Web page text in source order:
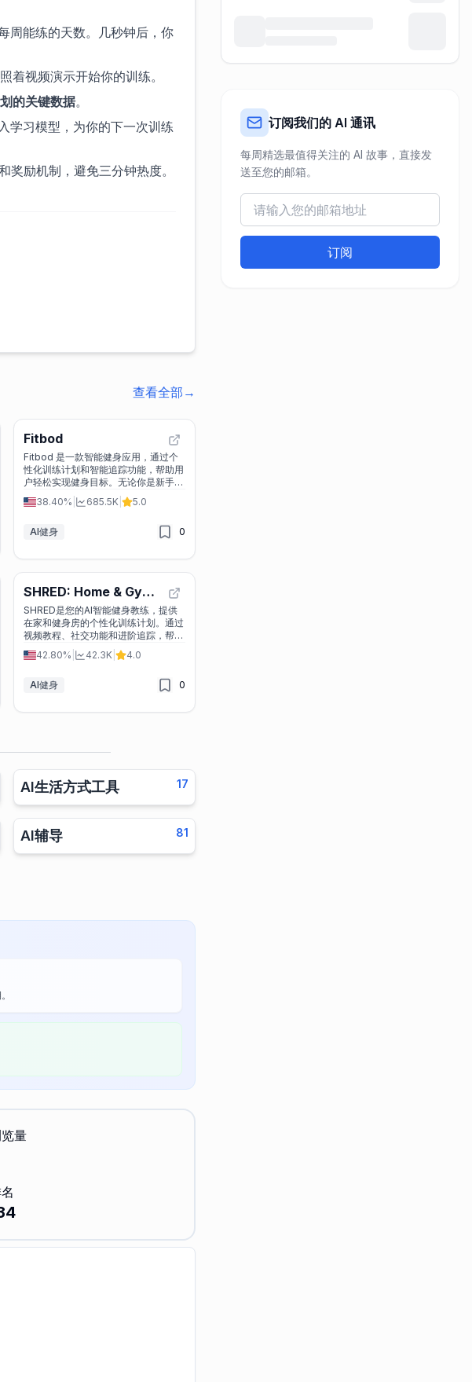
周能练的天数。几秒钟后，你
着视频演示开始你的训练。
的关键数据。
学习模型，为你的下一次训练
奖励机制，避免三分钟热度。
查看全部 →
Fitbod
Fitbod 是一款智能健身应用，通过个
性化训练计划和智能追踪功能，帮助用
户轻松实现健身目标。无论你是新手还
是达人，Fitbod 都能为你提供最合适
的训练方案。
38.40% 685.5K 5.0
AI健身 0
SHRED: Home & Gym
Workouts App
SHRED是您的AI智能健身教练，提供
在家和健身房的个性化训练计划。通过
视频教程、社交功能和进阶追踪，帮助
您实现健身目标。无论是力量训练还是
有氧运动，SHRED都能满足您的需
42.80% 42.3K 4.0
AI健身 0
AI生活方式工具 17
AI辅导 81
量
订阅我们的 AI 通讯
每周精选最值得关注的 AI 故事，直接发
送至您的邮箱。
订阅